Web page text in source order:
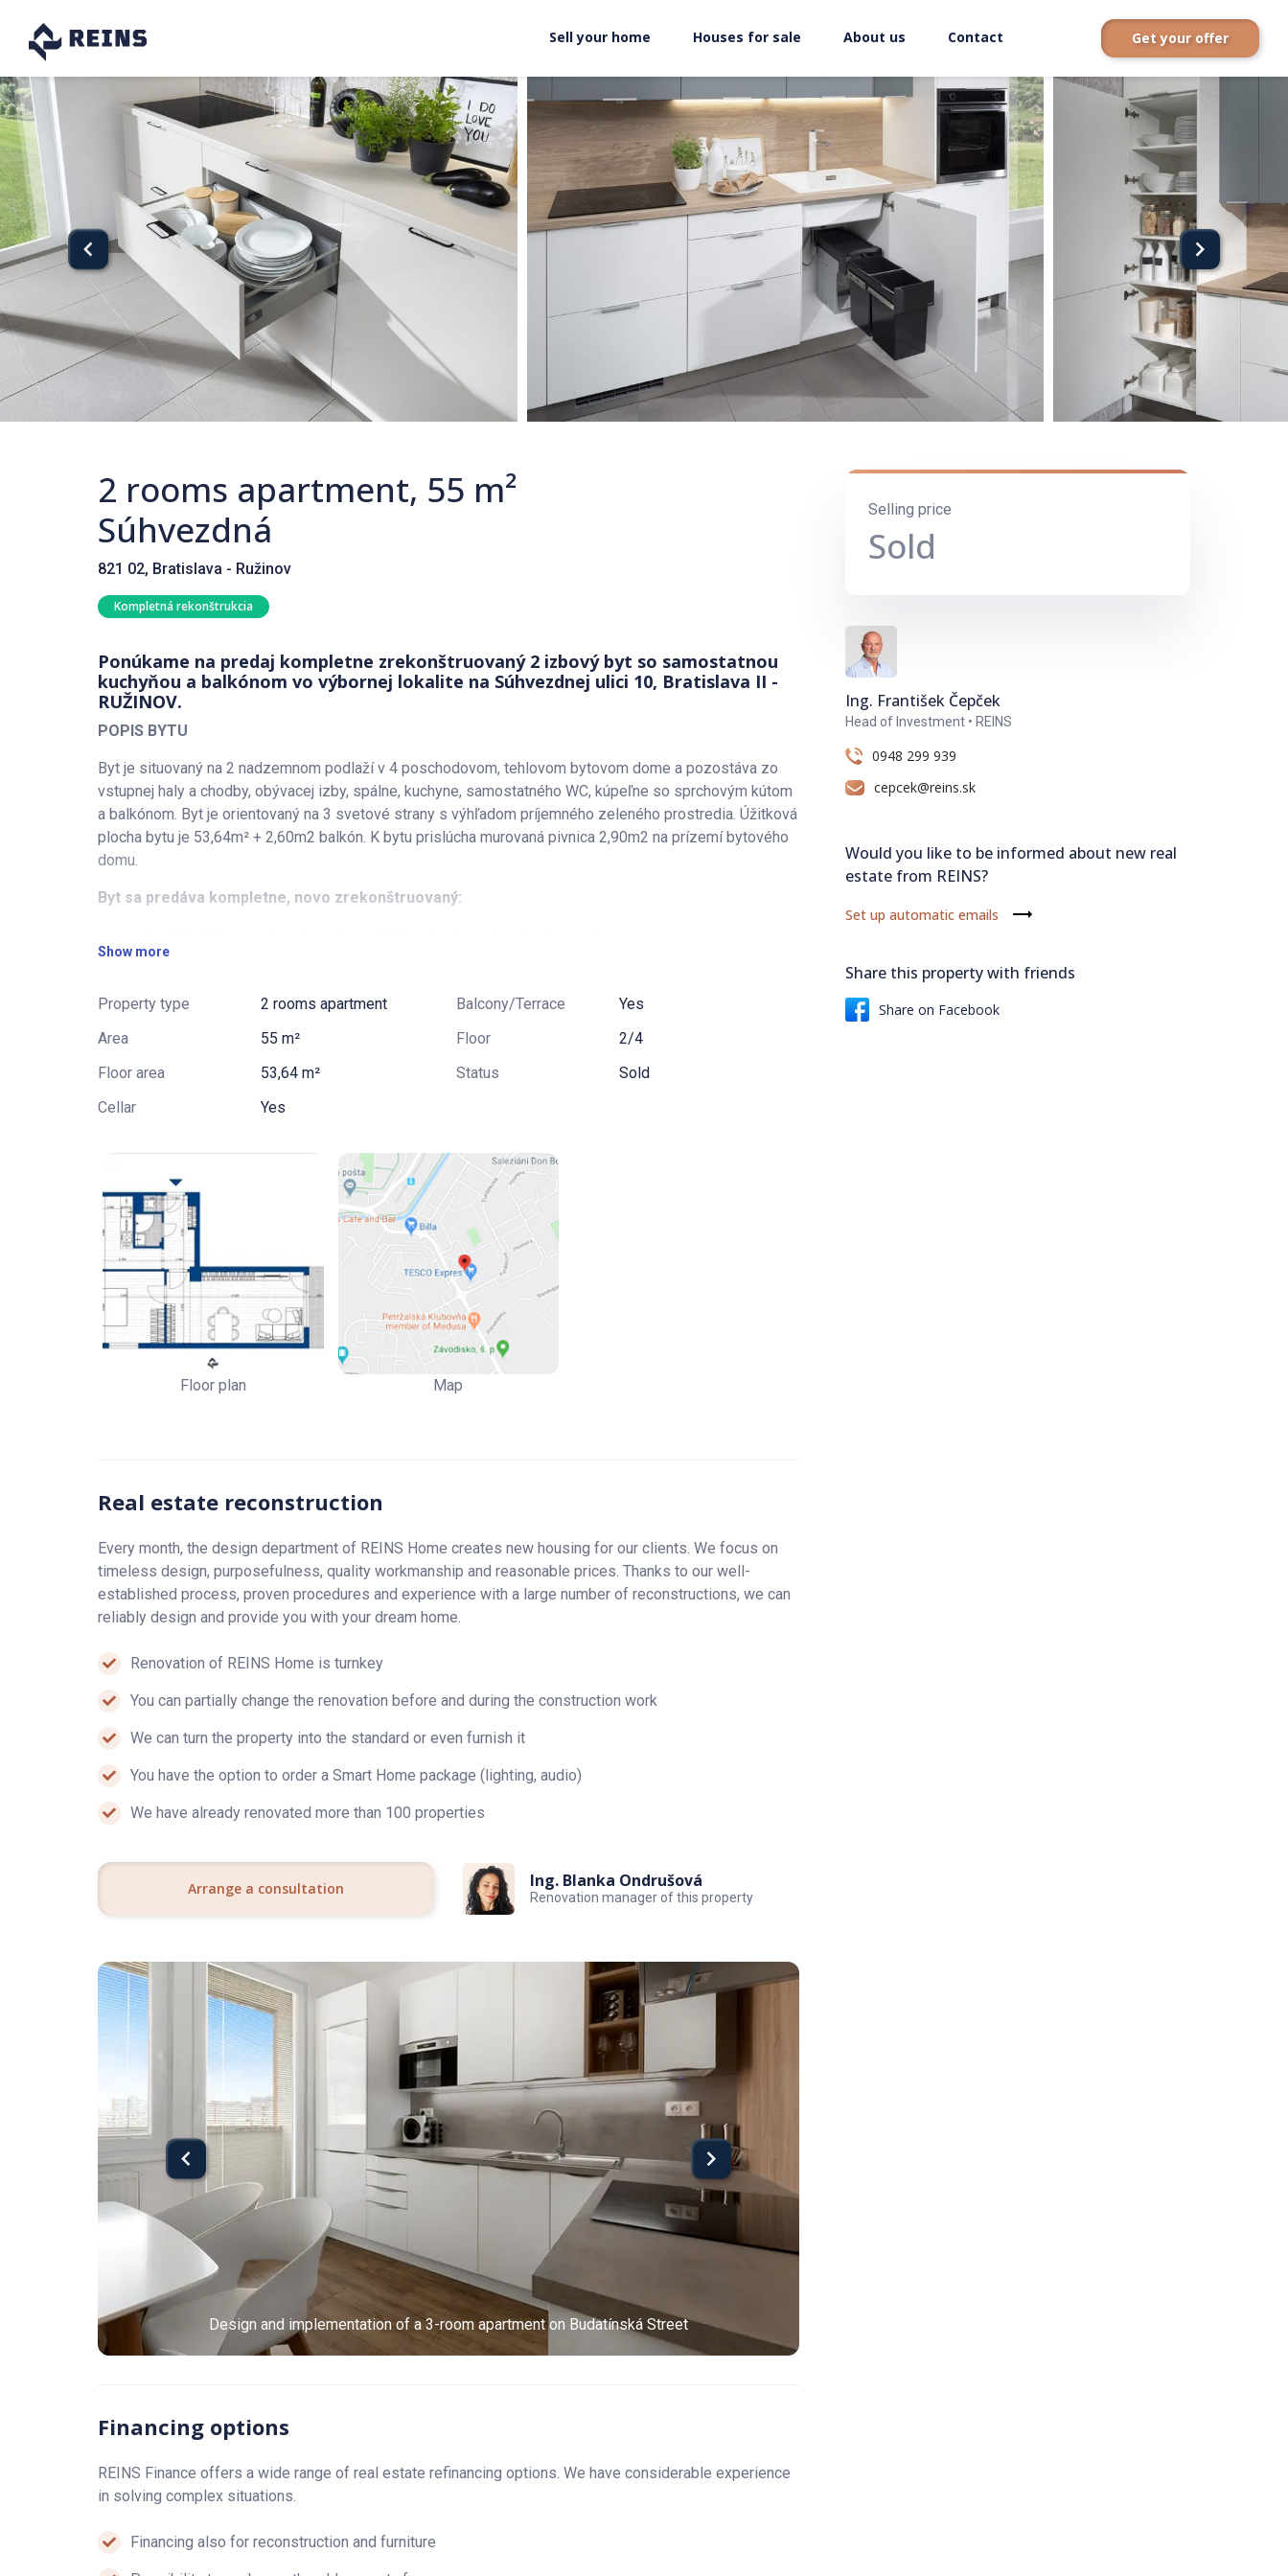
Sell your home Houses for sale About us Contact Get your offer
2 rooms apartment, 55 m²
Súhvezdná
821 02, Bratislava - Ružinov
Kompletná rekonštrukcia
Ponúkame na predaj kompletne zrekonštruovaný 2 izbový byt so samostatnou
kuchyňou a balkónom vo výbornej lokalite na Súhvezdnej ulici 10, Bratislava II -
RUŽINOV.
POPIS BYTU
Byt je situovaný na 2 nadzemnom podlaží v 4 poschodovom, tehlovom bytovom dome a pozostáva zo
vstupnej haly a chodby, obývacej izby, spálne, kuchyne, samostatného WC, kúpeľne so sprchovým kútom
a balkónom. Byt je orientovaný na 3 svetové strany s výhľadom príjemného zeleného prostredia. Úžitková
plocha bytu je 53,64m² + 2,60m2 balkón. K bytu prislúcha murovaná pivnica 2,90m2 na prízemí bytového
domu.
Byt sa predáva kompletne, novo zrekonštruovaný:
nové interiérové dvere,
nové podlahy a stierky,
rekonštruovaná kúpeľňa a WC, umývadlo so skrinkou,
V byte sú plastové okná so žalúziami, sieťkami a vonkajšími roletami.
Kuchynská linka je navrhnutá od renomovaného výrobcu DECODOM, môžete si vybrať farebnú kombináciu
a dodanú ju môžete mať ešte v procese prepisu bytu. Kuchynská linka Home je zahrnutá v cene podľa
návrhu výrobcu(bez spotrebičov), spotrebiče si môžete vybrať zo širokej ponuky, za zvýhodnené VIP
ceny a môžu Vám byť dodané a namontované spolu s linkou.
BYTOVÝ DOM
je tehlový 4 podlažný, čiastočne zateplený, nová vstupná brána, bez výťahu. Okolie domu
je udržiavané so stromami a parkom, detským ihriskami, športovým ihriskom priamo pri dome. Verejné
parkovanie priamo pred domom a v okolí.
CENA
Cena bytu je 198700,- EUR zahŕňa právne poplatky, poplatky do katastra, pričom kúpne zmluvy sú
autorizované advokátom. Samozrejmosťou je možnosť financovať kúpu na hypotekárny úver, s čím Vám
ochotne pomôže náš hypotekárny špecialista. Pri nehnuteľnostiach vlastnených našou spoločnosťou
NEPLATÍTE PROVÍZIU.
NÁKLADY
Mesačné zálohové platby správcovskej spoločnosti: 88,- EUR + elektrina podľa spotreby.
Bližšie informácie Vám radi poskytneme osobne na obhliadke alebo na tel.: 0948299939 email:
cepcek@reins.sk
REINS
Jednoduchý a komfortný predaj nehnuteľnosti
Show more
Property type
2 rooms apartment
Area
55 m²
Floor area
53,64 m²
Cellar
Yes
Balcony/Terrace
Yes
Floor
2/4
Status
Sold
Floor plan Map
Real estate reconstruction
Every month, the design department of REINS Home creates new housing for our clients. We focus on
timeless design, purposefulness, quality workmanship and reasonable prices. Thanks to our well-
established process, proven procedures and experience with a large number of reconstructions, we can
reliably design and provide you with your dream home.
Renovation of REINS Home is turnkey
You can partially change the renovation before and during the construction work
We can turn the property into the standard or even furnish it
You have the option to order a Smart Home package (lighting, audio)
We have already renovated more than 100 properties
Arrange a consultation Ing. Blanka Ondrušová
Renovation manager of this property
Design and implementation of a 3-room apartment on Budatínská Street
Financing options
REINS Finance offers a wide range of real estate refinancing options. We have considerable experience
in solving complex situations.
Financing also for reconstruction and furniture
Selling price
Sold
Ing. František Čepček
Head of Investment • REINS
0948 299 939
cepcek@reins.sk
Would you like to be informed about new real
estate from REINS?
Set up automatic emails
Share this property with friends
Share on Facebook